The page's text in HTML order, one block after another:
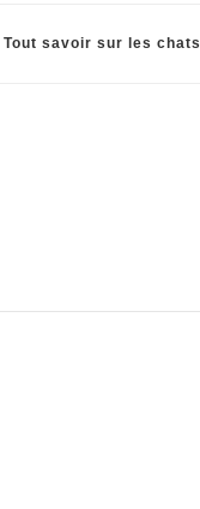
Tout savoir sur les chats